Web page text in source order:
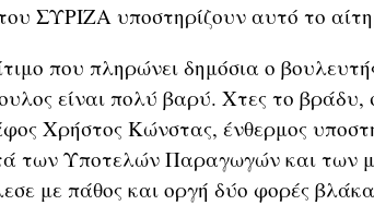
ΣΥΡΙΖΑ υποστηρίζουν αυτό το
που πληρώνει δημόσια ο
είναι πολύ βαρύ. Χτες το βράδυ,
Χρήστος Κώνστας, ένθερμος
των Υποτελών Παραγωγών και των
με πάθος και οργή δύο φορές